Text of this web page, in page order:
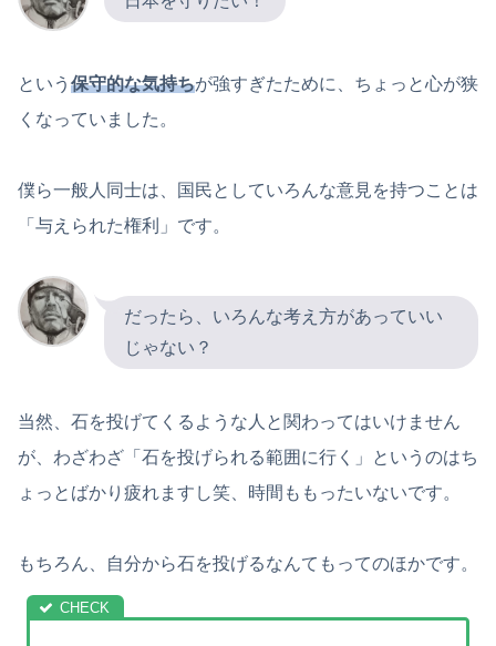
という 保守的な気持ちが強すぎたために、ちょっと心が狭
くなっていました。
僕ら一般人同士は、国民としていろんな意見を持つことは
「与えられた権利」です。
だったら、いろんな考え方があっていい
じゃない？
当然、石を投げてくるような人と関わってはいけません
が、わざわざ「石を投げられる範囲に行く」というのはち
ょっとばかり疲れますし笑、時間ももったいないです。
もちろん、自分から石を投げるなんてもってのほかです。